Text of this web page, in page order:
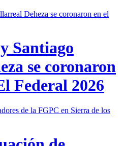
Santiago
se coronaron
Federal 2026